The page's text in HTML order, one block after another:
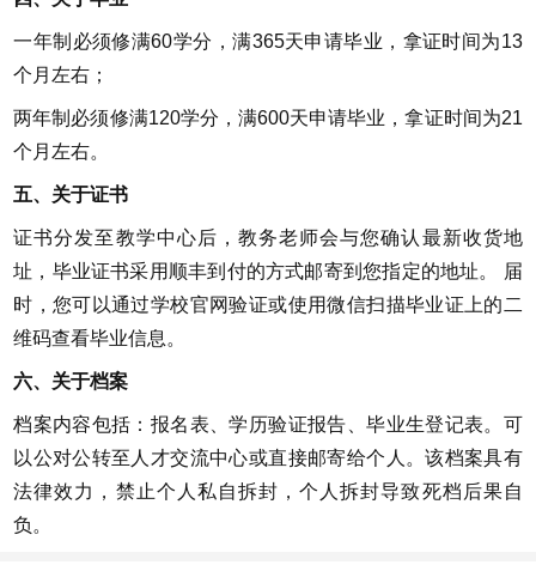
一年制必须修满60学分，满365天申请毕业，拿证时间为13
个月左右；
两年制必须修满120学分，满600天申请毕业，拿证时间为21
个月左右。
五、关于证书
证书分发至教学中心后，教务老师会与您确认最新收货地
址，毕业证书采用顺丰到付的方式邮寄到您指定的地址。 届
时，您可以通过学校官网验证或使用微信扫描毕业证上的二
维码查看毕业信息。
六、关于档案
档案内容包括：报名表、学历验证报告、毕业生登记表。可
以公对公转至人才交流中心或直接邮寄给个人。该档案具有
法律效力，禁止个人私自拆封，个人拆封导致死档后果自
负。